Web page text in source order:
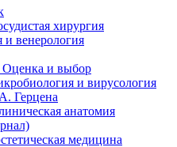
хирургия
и венерология
и выбор
и вирусология
Герцена
анатомия
медицина